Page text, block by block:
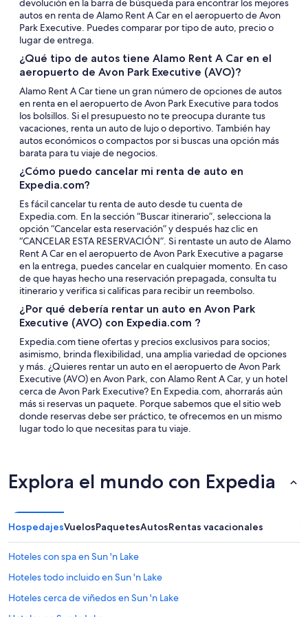
devolución en la barra de búsqueda para encontrar los mejores
autos en renta de Alamo Rent A Car en el aeropuerto de Avon
Park Executive. Puedes comparar por tipo de auto, precio o
lugar de entrega.
¿Qué tipo de autos tiene Alamo Rent A Car en el
aeropuerto de Avon Park Executive (AVO)?
Alamo Rent A Car tiene un gran número de opciones de autos
en renta en el aeropuerto de Avon Park Executive para todos
los bolsillos. Si el presupuesto no te preocupa durante tus
vacaciones, renta un auto de lujo o deportivo. También hay
autos económicos o compactos por si buscas una opción más
barata para tu viaje de negocios.
¿Cómo puedo cancelar mi renta de auto en
Expedia.com?
Es fácil cancelar tu renta de auto desde tu cuenta de
Expedia.com. En la sección “Buscar itinerario”, selecciona la
opción “Cancelar esta reservación” y después haz clic en
“CANCELAR ESTA RESERVACIÓN”. Si rentaste un auto de Alamo
Rent A Car en el aeropuerto de Avon Park Executive a pagarse
en la entrega, puedes cancelar en cualquier momento. En caso
de que hayas hecho una reservación prepagada, consulta tu
itinerario y verifica si calificas para recibir un reembolso.
¿Por qué debería rentar un auto en Avon Park
Executive (AVO) con Expedia.com ?
Expedia.com tiene ofertas y precios exclusivos para socios;
asimismo, brinda flexibilidad, una amplia variedad de opciones
y más. ¿Quieres rentar un auto en el aeropuerto de Avon Park
Executive (AVO) en Avon Park, con Alamo Rent A Car, y un hotel
cerca de Avon Park Executive? En Expedia.com, ahorrarás aún
más si reservas un paquete. Porque sabemos que el sitio web
donde reservas debe ser práctico, te ofrecemos en un mismo
lugar todo lo que necesitas para tu viaje.
Explora el mundo con Expedia
HospedajesVuelosPaquetesAutosRentas vacacionales
Hoteles con spa en Sun 'n Lake
Hoteles todo incluido en Sun 'n Lake
Hoteles cerca de viñedos en Sun 'n Lake